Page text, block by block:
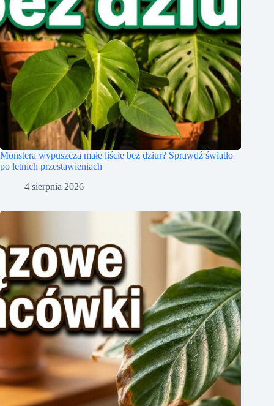
Monstera wypuszcza małe liście bez dziur? Sprawdź światło
po letnich przestawieniach
4 sierpnia 2026